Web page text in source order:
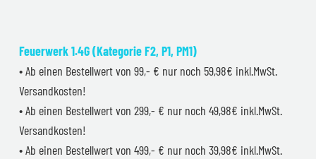
Feuerwerk 1.4G (Kategorie F2, P1, PM1)
• Ab einen Bestellwert von 99,- € nur noch 59,98€ inkl.MwSt.
Versandkosten!
• Ab einen Bestellwert von 299,- € nur noch 49,98€ inkl.MwSt.
Versandkosten!
• Ab einen Bestellwert von 499,- € nur noch 39,98€ inkl.MwSt.